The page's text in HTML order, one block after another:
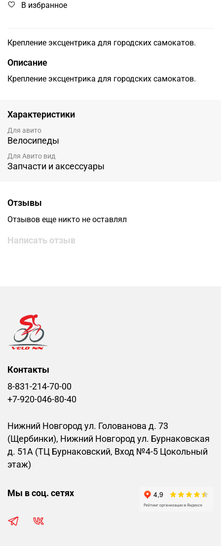
В избранное
Крепление эксцентрика для городских самокатов.
Описание
Крепление эксцентрика для городских самокатов.
Характеристики
Для авито
Велосипеды
Для Авито вид
Запчасти и аксессуары
Отзывы
Отзывов еще никто не оставлял
Написать отзыв
Контакты
8-831-214-70-00
+7-920-046-80-40
Нижний Новгород ул. Голованова д. 73
(Щербинки), Нижний Новгород ул. Бурнаковская
д. 51А (ТЦ Бурнаковский, Вход №4-5 Цокольный
этаж)
Мы в соц. сетях